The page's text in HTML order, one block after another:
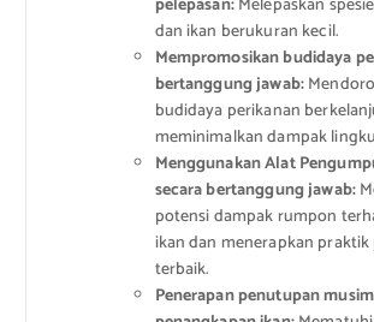
dan ikan berukuran kecil.
Mempromosikan budidaya
bertanggung jawab:
budidaya perikanan
meminimalkan dampak
Menggunakan Alat
secara bertanggung jawab:
potensi dampak rumpon
ikan dan menerapkan
terbaik.
Penerapan penutupan